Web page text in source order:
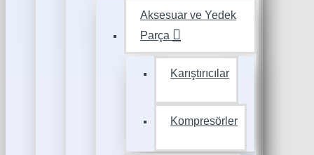
Aksesuar ve Yedek
Parça
Karıştırıcılar
Kompresörler